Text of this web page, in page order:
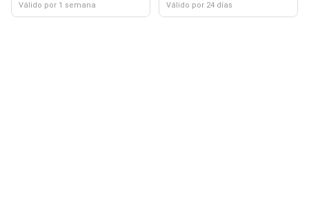
Válido por 1 semana Válido por 24 días